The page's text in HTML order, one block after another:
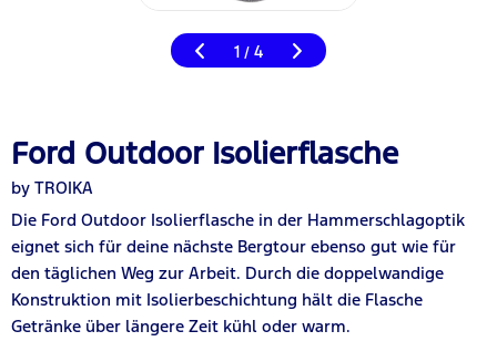
1 / 4
Ford Outdoor Isolierflasche
by TROIKA
Die Ford Outdoor Isolierflasche in der Hammerschlagoptik
eignet sich für deine nächste Bergtour ebenso gut wie für
den täglichen Weg zur Arbeit. Durch die doppelwandige
Konstruktion mit Isolierbeschichtung hält die Flasche
Getränke über längere Zeit kühl oder warm.